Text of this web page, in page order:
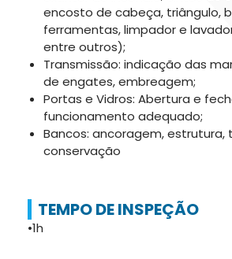
encosto de cabeça, triângulo,
ferramentas, limpador e
entre outros);
Transmissão: indicação das
de engates, embreagem;
Portas e Vidros: Abertura e
funcionamento adequado;
Bancos: ancoragem, estrutura,
conservação
TEMPO DE INSPEÇÃO
•1h